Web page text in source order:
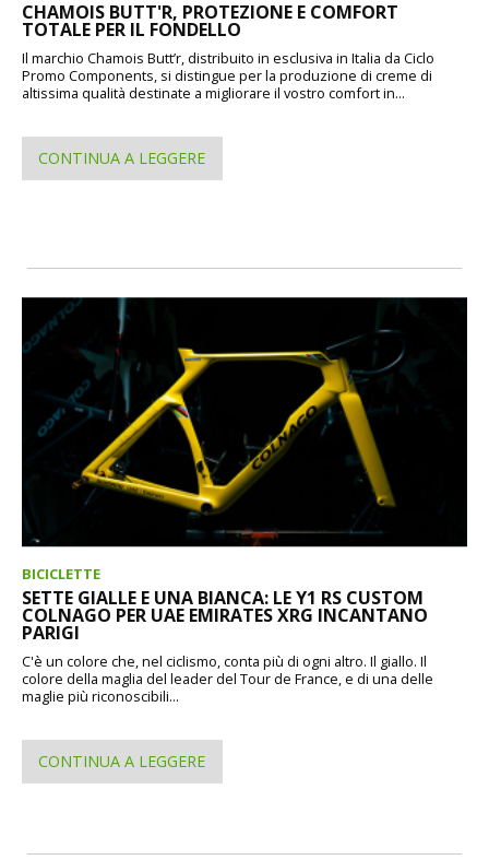
CHAMOIS BUTT'R, PROTEZIONE E COMFORT
TOTALE PER IL FONDELLO
Il marchio Chamois Butt’r, distribuito in esclusiva in Italia da Ciclo
Promo Components, si distingue per la produzione di creme di
altissima qualità destinate a migliorare il vostro comfort in...
CONTINUA A LEGGERE
BICICLETTE
SETTE GIALLE E UNA BIANCA: LE Y1 RS CUSTOM
COLNAGO PER UAE EMIRATES XRG INCANTANO
PARIGI
C'è un colore che, nel ciclismo, conta più di ogni altro. Il giallo. Il
colore della maglia del leader del Tour de France, e di una delle
maglie più riconoscibili...
CONTINUA A LEGGERE